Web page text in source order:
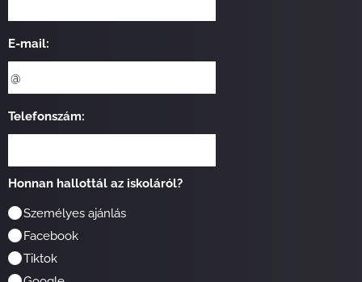
E-mail:
Telefonszám:
Honnan hallottál az iskoláról?
Személyes ajánlás
Facebook
Tiktok